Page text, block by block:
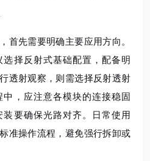
首先需要明确主要应用方向。
择反射式基础配置，配备明
透射观察，则需选择反射透射
，应注意各模块的连接稳固
要确保光路对齐。日常使用
准操作流程，避免强行拆卸或